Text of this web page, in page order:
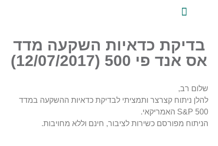
בדיקת כדאיות השקעה מדד
אס אנד פי 500 (12/07/2017)
שלום רב,
להלן ניתוח קצרצר ותמציתי לבדיקת כדאיות ההשקעה במדד
S&P 500 האמריקאי.
הניתוח מפורסם כשירות לציבור, חינם וללא מחויבות.